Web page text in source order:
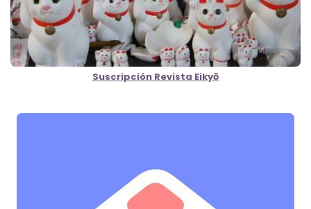
Suscripción Revista Eikyō